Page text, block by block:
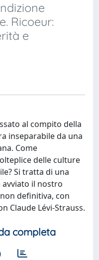
Ricoeur:
e
al compito della
inseparabile da una
Come
delle culture
Si tratta di una
il nostro
definitiva, con
Claude Lévi-Strauss.
completa